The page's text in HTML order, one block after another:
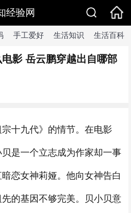
经验网
手工爱好 生活知识 生活百科
影 岳云鹏穿越出自哪部
十九代》的情节。在电影
是一个立志成为作家却一事
恋女神莉娅。他向女神告白
的基因不够完美。贝小贝意